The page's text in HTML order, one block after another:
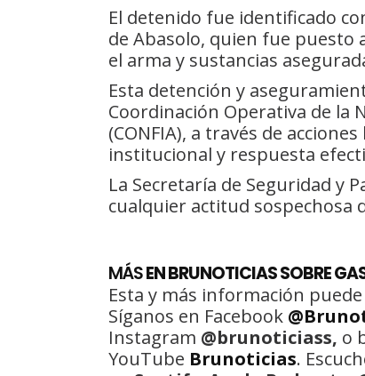
El detenido fue identificado
de Abasolo, quien fue puesto
el arma y sustancias
Esta detención y
Coordinación Operativa de la
(CONFIA), a través de
institucional y respuesta
La Secretaría de Seguridad y
cualquier actitud sospechosa
MÁSEN BRUNOTICIAS SOBRE
Esta y más información
Síganos en Facebook
Instagram @brunoticiass, o
YouTube Brunoticias.